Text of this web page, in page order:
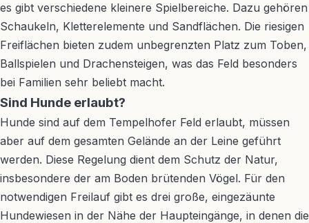
es gibt verschiedene kleinere Spielbereiche. Dazu gehören
Schaukeln, Kletterelemente und Sandflächen. Die riesigen
Freiflächen bieten zudem unbegrenzten Platz zum Toben,
Ballspielen und Drachensteigen, was das Feld besonders
bei Familien sehr beliebt macht.
Sind Hunde erlaubt?
Hunde sind auf dem Tempelhofer Feld erlaubt, müssen
aber auf dem gesamten Gelände an der Leine geführt
werden. Diese Regelung dient dem Schutz der Natur,
insbesondere der am Boden brütenden Vögel. Für den
notwendigen Freilauf gibt es drei große, eingezäunte
Hundewiesen in der Nähe der Haupteingänge, in denen die